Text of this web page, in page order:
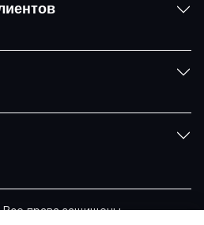
права защищены